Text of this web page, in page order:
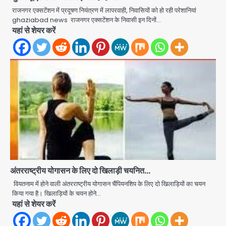
राजनगर एक्सटेंशन में प्रदूषण नियंत्रण में लापरवाही, निवासियों को हो रही परेशानियां
ghaziabad news राजनगर एक्सटेंशन के निवासी इन दिनों…
यहां से शेयर करें
अंतरराष्ट्रीय योगासन के लिए दो खिलाड़ी चयनित…
वियतनाम में होने वाली अंतरराष्ट्रीय योगासन चैंपियनशिप के लिए दो खिलाड़ियों का चयन
किया गया है। खिलाड़ियों के चयन होने…
यहां से शेयर करें
2
Road accidents wreak havoc
in Uttar Pradesh: अतीक अहमद के बेटे
अबान की मौत, हमीरपुर में बस-टैंकर भिड़ंत में
तीन की जान गई
Avinash Kumar
एआई और ग्रीन स्किल्स सेंटर, यूपी के 15 हजार
युवाओं को मिलेगा फ्री ट्रेनिंग